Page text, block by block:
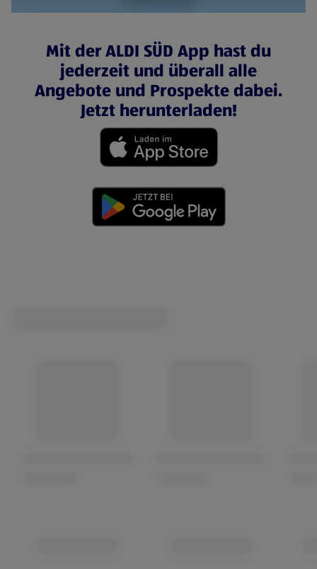
Mit der ALDI SÜD App hast du
jederzeit und überall alle
Angebote und Prospekte dabei.
Jetzt herunterladen!